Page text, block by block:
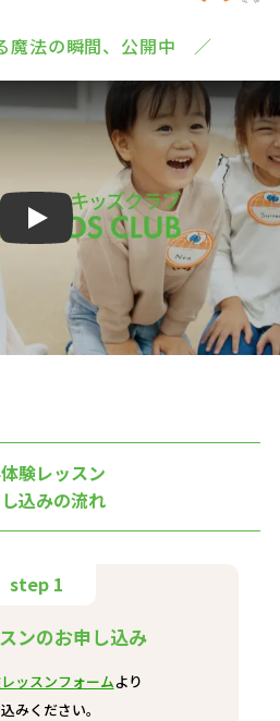
魔法の瞬間、公開中 ／
験レッスン
込みの流れ
step 1
ンのお申し込み
ッスンフォームより
みください。